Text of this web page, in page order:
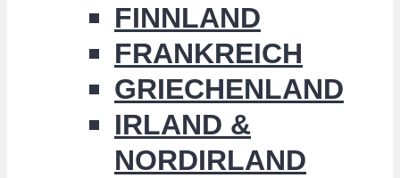
FINNLAND
FRANKREICH
GRIECHENLAND
IRLAND &
NORDIRLAND